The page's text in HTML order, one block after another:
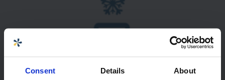
Consent Details About